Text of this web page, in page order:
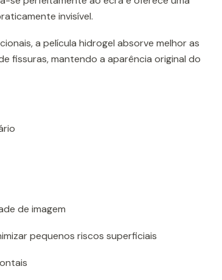
invisível.
a película hidrogel absorve melhor as
fissuras, mantendo a aparência original do
de imagem
pequenos riscos superficiais